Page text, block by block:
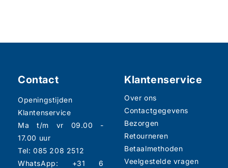
Contact
Openingstijden
Klantenservice
Ma t/m vr 09.00 -
17.00 uur
Tel: 085 208 2512
WhatsApp: +31 6
Klantenservice
Over ons
Contactgegevens
Bezorgen
Retourneren
Betaalmethoden
Veelgestelde vragen